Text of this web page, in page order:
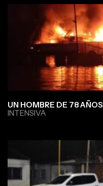
UN HOMBRE DE 78 AÑOS
INTENSIVA